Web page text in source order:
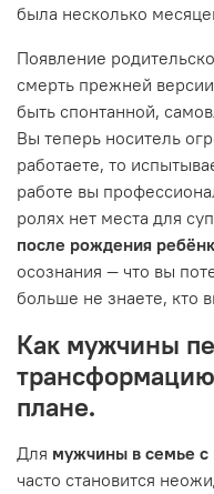
была несколько
Появление
смерть прежней
быть спонтанной,
Вы теперь носитель
работаете, то
работе вы
ролях нет места для
после рождения
осознания — что вы
больше не знаете, кто
Как мужчины
плане.
Для мужчины в семье
часто становится